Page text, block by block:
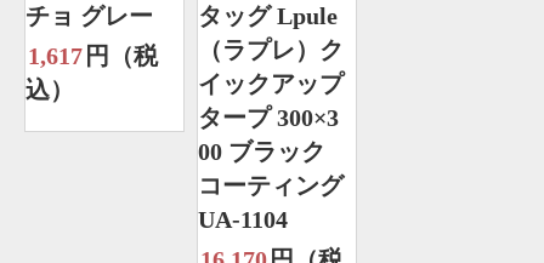
チョ グレー
1,617 円（税
込）
タッグ Lpule
（ラプレ）ク
イックアップ
タープ 300×3
00 ブラック
コーティング
UA-1104